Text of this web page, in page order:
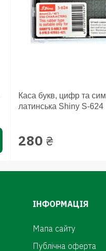
Каса букв, цифр та
латинська Shiny S-624
280 ₴
ІНФОРМАЦІЯ
Мапа сайту
Публічна оферта